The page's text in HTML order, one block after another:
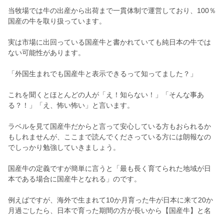
当牧場では牛の出産から出荷まで一貫体制で運営しており、100％
国産の牛を取り扱っています。
実は市場に出回っている国産牛と書かれていても純日本の牛では
ない可能性があります。
「外国生まれでも国産牛と表示できるって知ってました？」
これを聞くとほとんどの人が「え！知らない！」「そんな事あ
る？！」「え、怖い怖い」と言います。
ラベルを見て国産牛だからと言って安心している方もおられるか
もしれませんが、ここまで読んでくださっている方には朗報なの
でしっかり勉強していきましょう。
国産牛の定義ですが簡単に言うと「最も長く育てられた地域が日
本である場合に国産牛となれる」のです。
例えばですが、海外で生まれて10か月育った牛が日本に来て20か
月過ごしたら、日本で育った期間の方が長いから【国産牛】と名